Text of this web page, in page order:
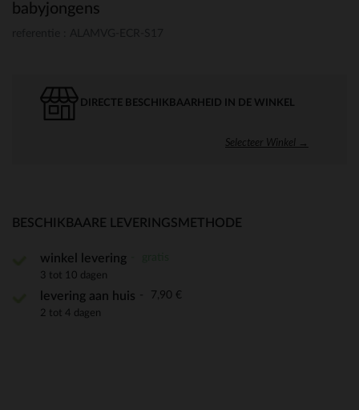
babyjongens
DIRECTE BESCHIKBAARHEID IN DE WINKEL
Selecteer Winkel →
BESCHIKBAARE LEVERINGSMETHODE
winkel levering
3 tot 10 dagen
levering aan huis 7,90 €
2 tot 4 dagen